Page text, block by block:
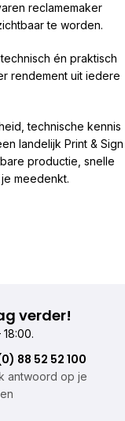
reclamemaker
te worden.
én praktisch
rendement uit iedere
technische kennis
landelijk Print & Sign
productie, snelle
meedenkt.
verder!
88 52 52 100
antwoord op je